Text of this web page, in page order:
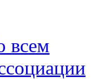
всем